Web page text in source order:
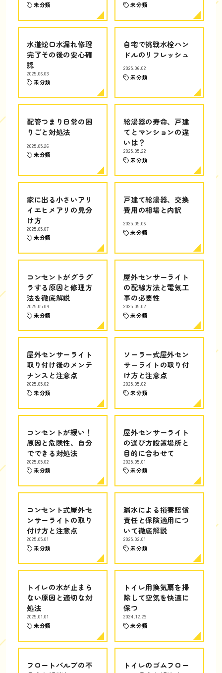
未分類 未分類
水道蛇口水漏れ修理
完了その後の安心確
認
2025.06.03
未分類
自宅で挑戦水栓ハン
ドルのリフレッシュ
2025.06.02
未分類
配管つまり日常の困
りごと対処法
2025.05.26
未分類
給湯器の寿命、戸建
てとマンションの違
いは？
2025.05.22
未分類
家に出る小さいアリ
イエヒメアリの見分
け方
2025.05.07
未分類
戸建て給湯器、交換
費用の相場と内訳
2025.05.06
未分類
コンセントがグラグ
ラする原因と修理方
法を徹底解説
2025.05.04
未分類
屋外センサーライト
の配線方法と電気工
事の必要性
2025.05.02
未分類
屋外センサーライト
取り付け後のメンテ
ナンスと注意点
2025.05.02
未分類
ソーラー式屋外セン
サーライトの取り付
け方と注意点
2025.05.02
未分類
コンセントが緩い！
原因と危険性、自分
でできる対処法
2025.05.02
未分類
屋外センサーライト
の選び方設置場所と
目的に合わせて
2025.05.01
未分類
コンセント式屋外セ
ンサーライトの取り
付け方と注意点
2025.05.01
未分類
漏水による損害賠償
責任と保険適用につ
いて徹底解説
2025.02.01
未分類
トイレの水が止まら
ない原因と適切な対
処法
2025.01.01
未分類
トイレ用換気扇を掃
除して空気を快適に
保つ
2024.12.29
未分類
フロートバルブの不
トイレのゴムフロー